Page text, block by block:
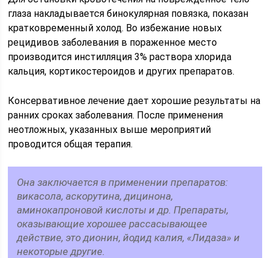
глаза накладывается бинокулярная повязка, показан
кратковременный холод. Во избежание новых
рецидивов заболевания в пораженное место
производится инстилляция 3% раствора хлорида
кальция, кортикостероидов и других препаратов.
Консервативное лечение дает хорошие результаты на
ранних сроках заболевания. После применения
неотложных, указанных выше мероприятий
проводится общая терапия.
Она заключается в применении препаратов:
викасола, аскорутина, дицинона,
аминокапроновой кислоты и др. Препараты,
оказывающие хорошее рассасывающее
действие, это дионин, йодид калия, «Лидаза» и
некоторые другие.